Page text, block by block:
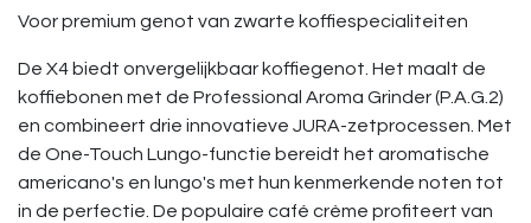
Voor premium genot van zwarte koffiespecialiteiten
De X4 biedt onvergelijkbaar koffiegenot. Het maalt de
koffiebonen met de Professional Aroma Grinder (P.A.G.2)
en combineert drie innovatieve JURA-zetprocessen. Met
de One-Touch Lungo-functie bereidt het aromatische
americano's en lungo's met hun kenmerkende noten tot
in de perfectie. De populaire café crème profiteert van